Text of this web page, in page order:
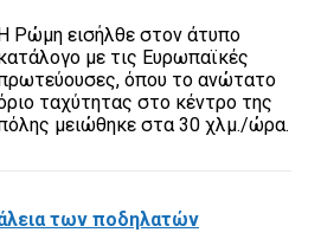
Ρώμη εισήλθε στον άτυπο
με τις Ευρωπαϊκές
όπου το ανώτατο
ταχύτητας στο κέντρο της
μειώθηκε στα 30 χλμ./ώρα.
των ποδηλατών